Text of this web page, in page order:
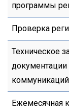
программы
Проверка
Техническое
Ежемесячная